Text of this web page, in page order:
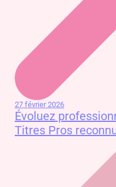
27 février 2026
Évoluez
Titres Pros